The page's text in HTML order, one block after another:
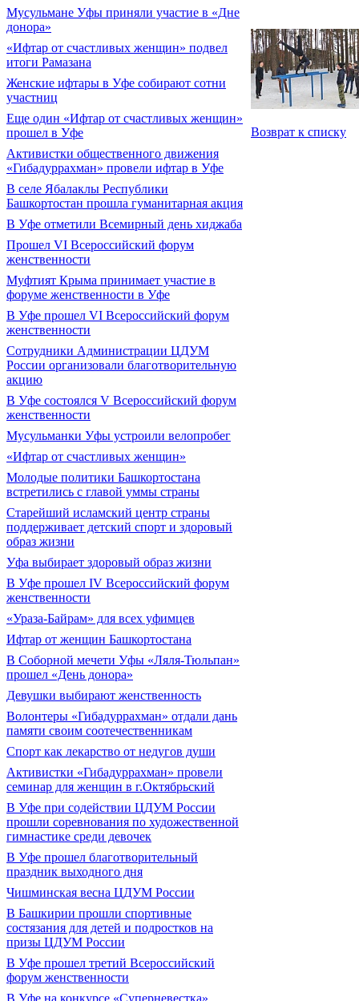
Мусульмане Уфы приняли участие в «Дне
донора»
«Ифтар от счастливых женщин» подвел
итоги Рамазана
Женские ифтары в Уфе собирают сотни
участниц
Еще один «Ифтар от счастливых женщин»
прошел в Уфе
Активистки общественного движения
«Гибадуррахман» провели ифтар в Уфе
В селе Ябалаклы Республики
Башкортостан прошла гуманитарная акция
В Уфе отметили Всемирный день хиджаба
Прошел VI Всероссийский форум
женственности
Муфтият Крыма принимает участие в
форуме женственности в Уфе
В Уфе прошел VI Всероссийский форум
женственности
Сотрудники Администрации ЦДУМ
России организовали благотворительную
акцию
В Уфе состоялся V Всероссийский форум
женственности
Мусульманки Уфы устроили велопробег
«Ифтар от счастливых женщин»
Молодые политики Башкортостана
встретились с главой уммы страны
Старейший исламский центр страны
поддерживает детский спорт и здоровый
образ жизни
Уфа выбирает здоровый образ жизни
В Уфе прошел IV Всероссийский форум
женственности
«Ураза-Байрам» для всех уфимцев
Ифтар от женщин Башкортостана
В Соборной мечети Уфы «Ляля-Тюльпан»
прошел «День донора»
Девушки выбирают женственность
Волонтеры «Гибадуррахман» отдали дань
памяти своим соотечественникам
Спорт как лекарство от недугов души
Активистки «Гибадуррахман» провели
семинар для женщин в г.Октябрьский
В Уфе при содействии ЦДУМ России
прошли соревнования по художественной
гимнастике среди девочек
В Уфе прошел благотворительный
праздник выходного дня
Чишминская весна ЦДУМ России
В Башкирии прошли спортивные
состязания для детей и подростков на
призы ЦДУМ России
В Уфе прошел третий Всероссийский
форум женственности
В Уфе на конкурсе «Суперневестка»
Возврат к списку